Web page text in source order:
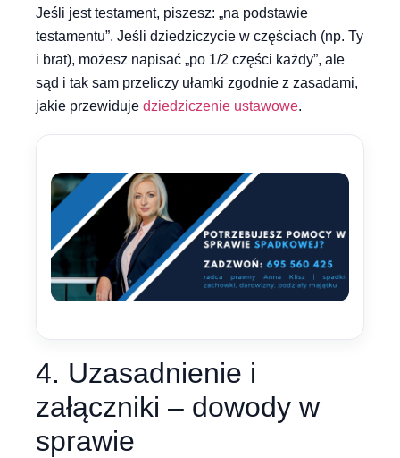
Jeśli jest testament, piszesz: „na podstawie
testamentu”. Jeśli dziedziczycie w częściach (np. Ty
i brat), możesz napisać „po 1/2 części każdy”, ale
sąd i tak sam przeliczy ułamki zgodnie z zasadami,
jakie przewiduje dziedziczenie ustawowe.
4. Uzasadnienie i
załączniki – dowody w
sprawie